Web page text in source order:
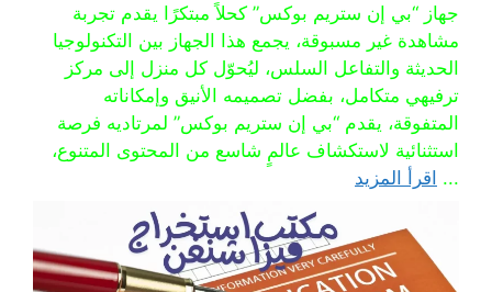
جهاز “بي إن ستريم بوكس” كحلاً مبتكرًا يقدم تجربة
مشاهدة غير مسبوقة، يجمع هذا الجهاز بين التكنولوجيا
الحديثة والتفاعل السلس، ليُحوّل كل منزل إلى مركز
ترفيهي متكامل، بفضل تصميمه الأنيق وإمكاناته
المتفوقة، يقدم “بي إن ستريم بوكس” لمرتاديه فرصة
استثنائية لاستكشاف عالمٍ شاسع من المحتوى المتنوع،
... اقرأ المزيد